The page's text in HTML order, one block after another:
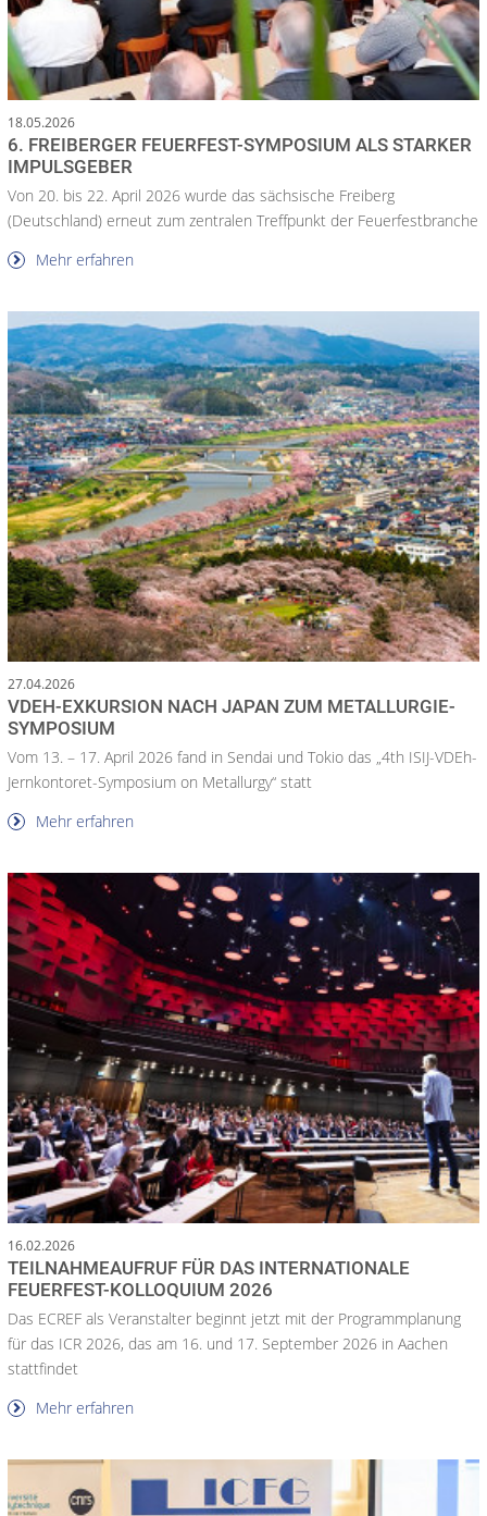
18.05.2026
6. FREIBERGER FEUERFEST-SYMPOSIUM ALS STARKER
IMPULSGEBER
Von 20. bis 22. April 2026 wurde das sächsische Freiberg
(Deutschland) erneut zum zentralen Treffpunkt der Feuerfestbranche
Mehr erfahren
27.04.2026
VDEH-EXKURSION NACH JAPAN ZUM METALLURGIE-
SYMPOSIUM
Vom 13. – 17. April 2026 fand in Sendai und Tokio das „4th ISIJ-VDEh-
Jernkontoret-Symposium on Metallurgy“ statt
Mehr erfahren
16.02.2026
TEILNAHMEAUFRUF FÜR DAS INTERNATIONALE
FEUERFEST-KOLLOQUIUM 2026
Das ECREF als Veranstalter beginnt jetzt mit der Programmplanung
für das ICR 2026, das am 16. und 17. September 2026 in Aachen
stattfindet
Mehr erfahren